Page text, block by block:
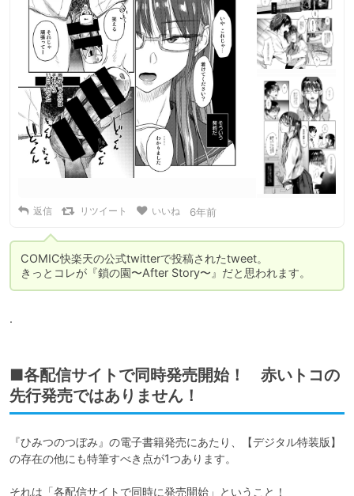
返信 リツイート いいね 6年前
COMIC快楽天の公式twitterで投稿されたtweet。
きっとコレが『鎖の園〜After Story〜』だと思われます。
.
■各配信サイトで同時発売開始！ 赤いトコの
先行発売ではありません！
『ひみつのつぼみ』の電子書籍発売にあたり、【デジタル特装版】
の存在の他にも特筆すべき点が1つあります。
それは「各配信サイトで同時に発売開始」ということ！